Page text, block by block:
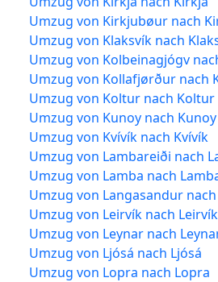
Umzug von Kirkjubøur nach
Umzug von Klaksvík nach
Umzug von Kolbeinagjógv
Umzug von Kollafjørður nach
Umzug von Koltur nach Koltur
Umzug von Kunoy nach Kunoy
Umzug von Kvívík nach Kvívík
Umzug von Lambareiði nach
Umzug von Lamba nach
Umzug von Langasandur
Umzug von Leirvík nach Leirvík
Umzug von Leynar nach
Umzug von Ljósá nach Ljósá
Umzug von Lopra nach Lopra